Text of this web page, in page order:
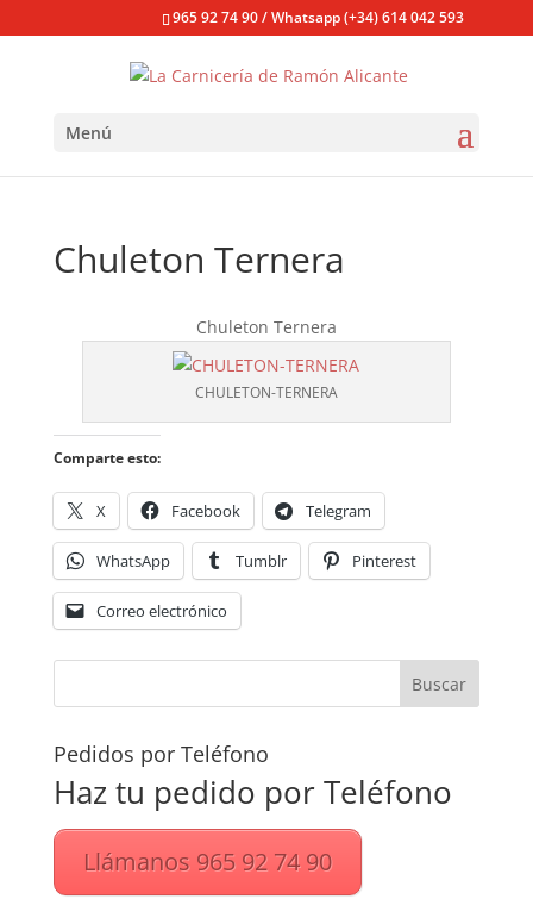
965 92 74 90 / Whatsapp (+34) 614 042 593
Menú
Chuleton Ternera
Chuleton Ternera
CHULETON-TERNERA
Comparte esto:
X Facebook Telegram
WhatsApp Tumblr Pinterest
Correo electrónico
Pedidos por Teléfono
Haz tu pedido por Teléfono
Llámanos 965 92 74 90